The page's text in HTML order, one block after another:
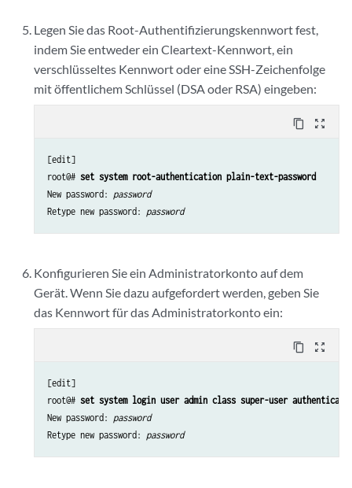
Legen Sie das Root-Authentifizierungskennwort fest,
indem Sie entweder ein Cleartext-Kennwort, ein
verschlüsseltes Kennwort oder eine SSH-Zeichenfolge
mit öffentlichem Schlüssel (DSA oder RSA) eingeben:
content_copy zoom_out_map
[edit]
root@# set system root-authentication plain-text-password
New password: password
Retype new password: password
Konfigurieren Sie ein Administratorkonto auf dem
Gerät. Wenn Sie dazu aufgefordert werden, geben Sie
das Kennwort für das Administratorkonto ein:
content_copy zoom_out_map
[edit]
root@# set system login user admin class super-user
New password: password
Retype new password: password